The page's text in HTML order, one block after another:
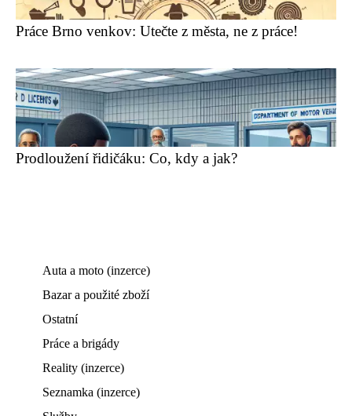
Práce Brno venkov: Utečte z města, ne z práce!
Prodloužení řidičáku: Co, kdy a jak?
Auta a moto (inzerce)
Bazar a použité zboží
Ostatní
Práce a brigády
Reality (inzerce)
Seznamka (inzerce)